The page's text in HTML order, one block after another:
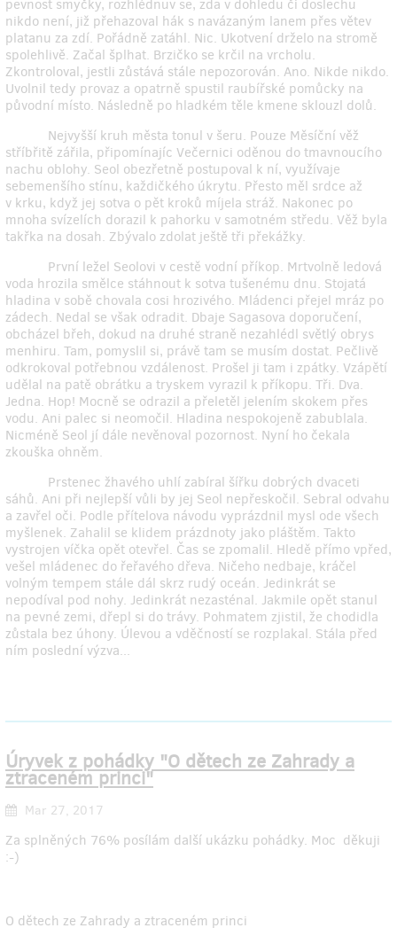
pevnost smyčky, rozhlédnuv se, zda v dohledu či doslechu
nikdo není, již přehazoval hák s navázaným lanem přes větev
platanu za zdí. Pořádně zatáhl. Nic. Ukotvení drželo na stromě
spolehlivě. Začal šplhat. Brzičko se krčil na vrcholu.
Zkontroloval, jestli zůstává stále nepozorován. Ano. Nikde nikdo.
Uvolnil tedy provaz a opatrně spustil raubířské pomůcky na
původní místo. Následně po hladkém těle kmene sklouzl dolů.
Nejvyšší kruh města tonul v šeru. Pouze Měsíční věž
stříbřitě zářila, připomínajíc Večernici oděnou do tmavnoucího
nachu oblohy. Seol obezřetně postupoval k ní, využívaje
sebemenšího stínu, každičkého úkrytu. Přesto měl srdce až
v krku, když jej sotva o pět kroků míjela stráž. Nakonec po
mnoha svízelích dorazil k pahorku v samotném středu. Věž byla
takřka na dosah. Zbývalo zdolat ještě tři překážky.
První ležel Seolovi v cestě vodní příkop. Mrtvolně ledová
voda hrozila smělce stáhnout k sotva tušenému dnu. Stojatá
hladina v sobě chovala cosi hrozivého. Mládenci přejel mráz po
zádech. Nedal se však odradit. Dbaje Sagasova doporučení,
obcházel břeh, dokud na druhé straně nezahlédl světlý obrys
menhiru. Tam, pomyslil si, právě tam se musím dostat. Pečlivě
odkrokoval potřebnou vzdálenost. Prošel ji tam i zpátky. Vzápětí
udělal na patě obrátku a tryskem vyrazil k příkopu. Tři. Dva.
Jedna. Hop! Mocně se odrazil a přeletěl jelením skokem přes
vodu. Ani palec si neomočil. Hladina nespokojeně zabublala.
Nicméně Seol jí dále nevěnoval pozornost. Nyní ho čekala
zkouška ohněm.
Prstenec žhavého uhlí zabíral šířku dobrých dvaceti
sáhů. Ani při nejlepší vůli by jej Seol nepřeskočil. Sebral odvahu
a zavřel oči. Podle přítelova návodu vyprázdnil mysl ode všech
myšlenek. Zahalil se klidem prázdnoty jako pláštěm. Takto
vystrojen víčka opět otevřel. Čas se zpomalil. Hledě přímo vpřed,
vešel mládenec do řeřavého dřeva. Ničeho nedbaje, kráčel
volným tempem stále dál skrz rudý oceán. Jedinkrát se
nepodíval pod nohy. Jedinkrát nezasténal. Jakmile opět stanul
na pevné zemi, dřepl si do trávy. Pohmatem zjistil, že chodidla
zůstala bez úhony. Úlevou a vděčností se rozplakal. Stála před
ním poslední výzva...
Úryvek z pohádky "O dětech ze Zahrady a
ztraceném princi"
Mar 27, 2017
Za splněných 76% posílám další ukázku pohádky. Moc děkuji
:-)
O dětech ze Zahrady a ztraceném princi